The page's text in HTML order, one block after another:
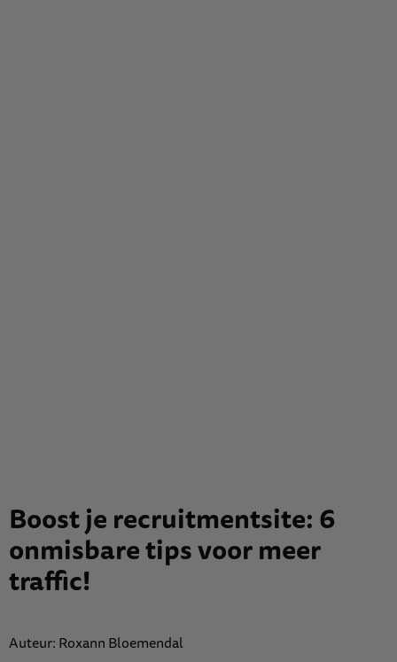
Boost je recruitmentsite: 6
onmisbare tips voor meer
traffic!
Auteur: Roxann Bloemendal